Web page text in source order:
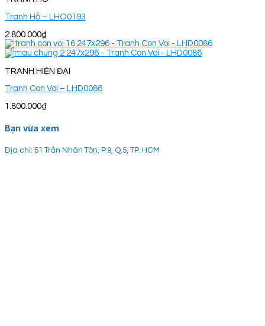
Tranh Hổ – LHO0193
2.800.000₫
TRANH HIỆN ĐẠI
Tranh Con Voi – LHD0086
1.800.000₫
Bạn vừa xem
Địa chỉ: 51 Trần Nhân Tôn, P.9, Q.5, TP. HCM